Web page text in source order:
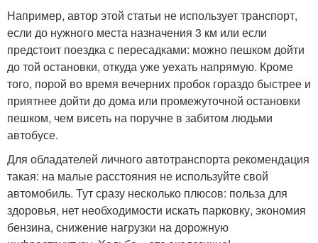
Например, автор этой статьи не использует транспорт,
если до нужного места назначения 3 км или если
предстоит поездка с пересадками: можно пешком дойти
до той остановки, откуда уже уехать напрямую. Кроме
того, порой во время вечерних пробок гораздо быстрее и
приятнее дойти до дома или промежуточной остановки
пешком, чем висеть на поручне в забитом людьми
автобусе.
Для обладателей личного автотранспорта рекомендация
такая: на малые расстояния не используйте свой
автомобиль. Тут сразу несколько плюсов: польза для
здоровья, нет необходимости искать парковку, экономия
бензина, снижение нагрузки на дорожную